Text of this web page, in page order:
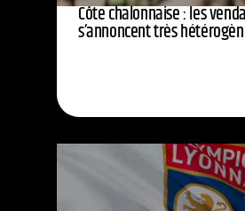
Côte chalonnaise : les
s’annoncent très